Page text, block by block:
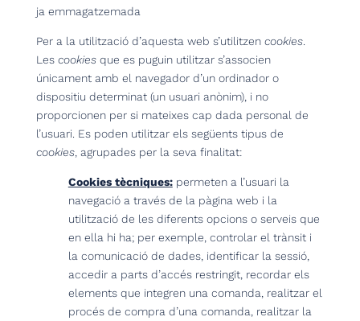
ja emmagatzemada
Per a la utilització d’aquesta web s’utilitzen cookies.
Les cookiesque es puguin utilitzar s’associen
únicament amb el navegador d’un ordinador o
dispositiu determinat (un usuari anònim), i no
proporcionen per si mateixes cap dada personal de
l’usuari. Es poden utilitzar els següents tipus de
cookies, agrupades per la seva finalitat:
Cookies tècniques:permeten a l’usuari la
navegació a través de la pàgina web i la
utilització de les diferents opcions o serveis que
en ella hi ha; per exemple, controlar el trànsit i
la comunicació de dades, identificar la sessió,
accedir a parts d’accés restringit, recordar els
elements que integren una comanda, realitzar el
procés de compra d’una comanda, realitzar la